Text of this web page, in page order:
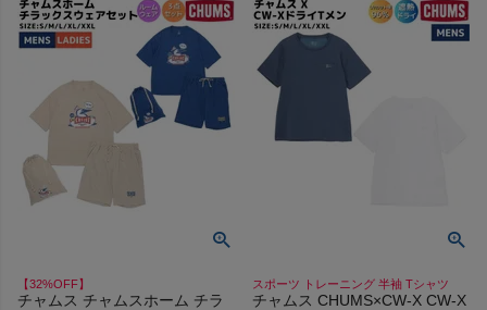
【32%OFF】
チャムス チャムスホーム チラ
スポーツ トレーニング 半袖 Tシャツ
チャムス CHUMS×CW-X CW-X